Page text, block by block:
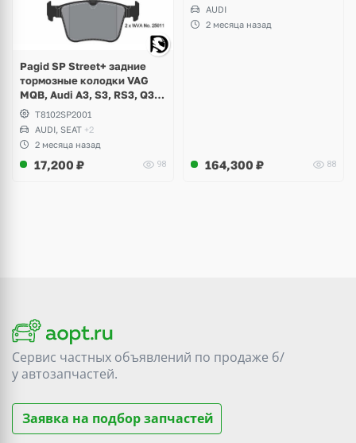
Pagid SP Street+ задние
тормозные колодки VAG
MQB, Audi A3, S3, RS3, Q3,
RSQ3, TT, TTS, TTRS,
Volkswagen Golf 7.5 R, GTI,
Tiguan, Passat B8, Seat
Leon, Ateca Cupra
T8102SP2001
AUDI, SEAT +2
2 месяца назад
17,200 ₽ 98
AUDI
2 месяца назад
164,300 ₽ 88
Сервис частных объявлений по продаже б/
уавтозапчастей.
Заявка на подбор запчастей